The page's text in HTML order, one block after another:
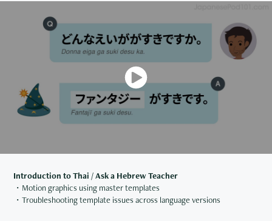
Introduction to Thai / Ask a Hebrew Teacher
・Motion graphics using master templates
・Troubleshooting template issues across language versions